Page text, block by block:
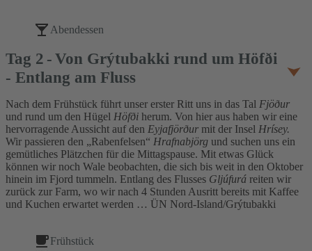
Abendessen
Tag 2
Von Grýtubakki rund um Höfði
- Entlang am Fluss
Nach dem Frühstück führt unser erster Ritt uns in das Tal Fjöður
und rund um den Hügel Höfði herum. Von hier aus haben wir eine
hervorragende Aussicht auf den Eyjafjörður mit der Insel Hrísey.
Wir passieren den „Rabenfelsen“ Hrafnabjörg und suchen uns ein
gemütliches Plätzchen für die Mittagspause. Mit etwas Glück
können wir noch Wale beobachten, die sich bis weit in den Oktober
hinein im Fjord tummeln. Entlang des Flusses Gljúfurá reiten wir
zurück zur Farm, wo wir nach 4 Stunden Ausritt bereits mit Kaffee
und Kuchen erwartet werden … ÜN Nord-Island/Grýtubakki
Frühstück